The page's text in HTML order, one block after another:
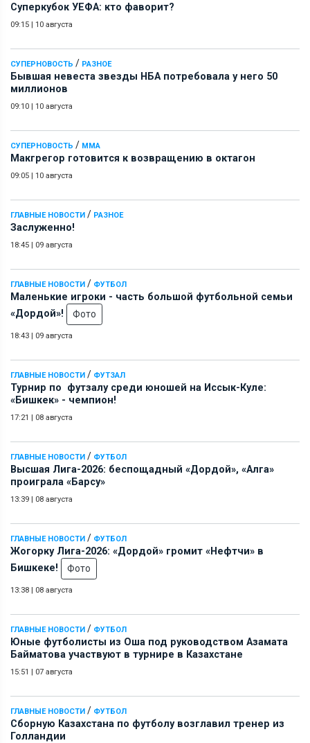
Суперкубок УЕФА: кто фаворит?
09:15 | 10 августа
СУПЕРНОВОСТЬ / РАЗНОЕ
Бывшая невеста звезды НБА потребовала у него 50
миллионов
09:10 | 10 августа
СУПЕРНОВОСТЬ / ММА
Макгрегор готовится к возвращению в октагон
09:05 | 10 августа
ГЛАВНЫЕ НОВОСТИ / РАЗНОЕ
Заслуженно!
18:45 | 09 августа
ГЛАВНЫЕ НОВОСТИ / ФУТБОЛ
Маленькие игроки - часть большой футбольной семьи
«Дордой»!
Фото
18:43 | 09 августа
ГЛАВНЫЕ НОВОСТИ / ФУТЗАЛ
Турнир по футзалу среди юношей на Иссык-Куле:
«Бишкек» - чемпион!
17:21 | 08 августа
ГЛАВНЫЕ НОВОСТИ / ФУТБОЛ
Высшая Лига-2026: беспощадный «Дордой», «Алга»
проиграла «Барсу»
13:39 | 08 августа
ГЛАВНЫЕ НОВОСТИ / ФУТБОЛ
Жогорку Лига-2026: «Дордой» громит «Нефтчи» в
Бишкеке!
Фото
13:38 | 08 августа
ГЛАВНЫЕ НОВОСТИ / ФУТБОЛ
Юные футболисты из Оша под руководством Азамата
Байматова участвуют в турнире в Казахстане
15:51 | 07 августа
ГЛАВНЫЕ НОВОСТИ / ФУТБОЛ
Сборную Казахстана по футболу возглавил тренер из
Голландии